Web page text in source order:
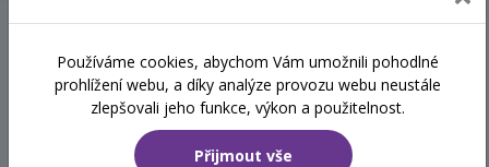
Hranice práce s klientem z
pohledu pracovníka
Používáme cookies, abychom Vám umožnili pohodlné
prohlížení webu, a díky analýze provozu webu neustále
zlepšovali jeho funkce, výkon a použitelnost.
Přijmout vše